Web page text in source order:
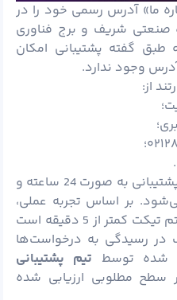
ما» آدرس رسمی خود را در
صنعتی شریف و برج فناوری
طبق گفته پشتیبانی امکان
وجود ندارد.
از:
صرافی ادعا می‌کند که خدمات پشتیبانی به صورت 24 ساعته و
بر اساس تجربه عملی،
زمان پاسخگویی از طریق سیستم تیکت کمتر از 5 دقیقه است
رسیدگی به درخواست‌ها
شده توسط تیم پشتیبانی
سطح مطلوبی ارزیابی شده